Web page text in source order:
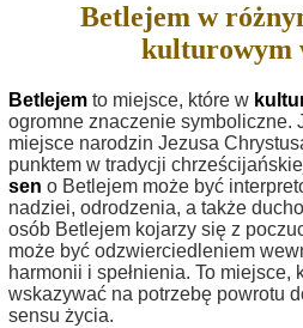
Betlejem w
kulturowym
Betlejem to miejsce, które w
ogromne znaczenie symboliczne.
miejsce narodzin Jezusa
punktem w tradycji
sen o Betlejem może być
nadziei, odrodzenia, a także
osób Betlejem kojarzy się z
może być odzwierciedleniem
harmonii i spełnienia. To miejsce,
wskazywać na potrzebę powrotu
sensu życia.